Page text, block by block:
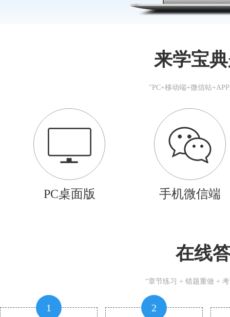
来学宝
"PC+移动端+微信站
PC桌面版 手机微信端
在线
“章节练习 + 错题重做 +
1 2